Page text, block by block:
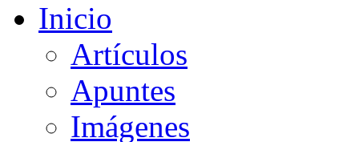
Inicio
Artículos
Apuntes
Imágenes